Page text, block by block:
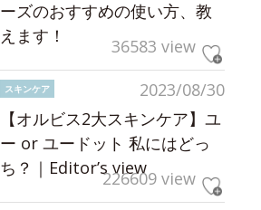
ーズのおすすめの使い方、教
えます！
36583 view
2023/08/30
スキンケア
【オルビス2大スキンケア】ユ
ー or ユードット 私にはどっ
ち？｜Editor’s view226609 view